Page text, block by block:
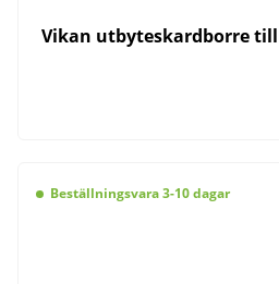
Vikan utbyteskardborre till
Beställningsvara 3-10 dagar